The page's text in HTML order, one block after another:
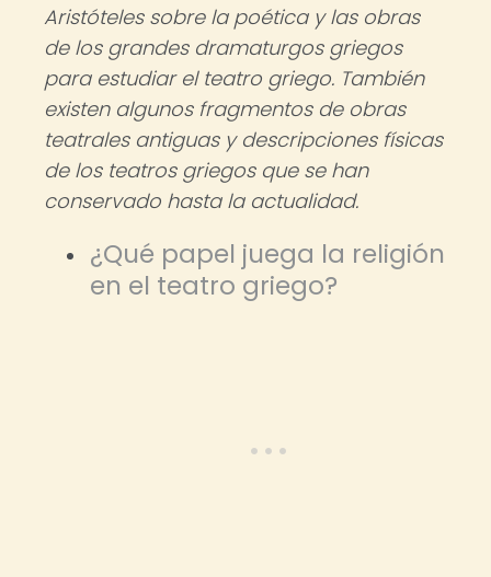
Aristóteles sobre la poética y las obras
de los grandes dramaturgos griegos
para estudiar el teatro griego. También
existen algunos fragmentos de obras
teatrales antiguas y descripciones físicas
de los teatros griegos que se han
conservado hasta la actualidad.
¿Qué papel juega la religión
en el teatro griego?